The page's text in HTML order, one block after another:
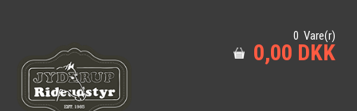
0 Vare(r)
0,00 DKK